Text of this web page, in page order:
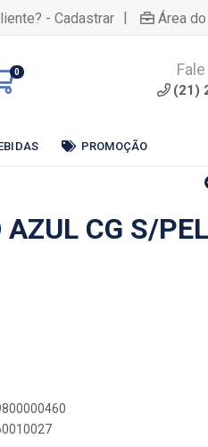
- Cadastrar | Área
0
(21)
PROMOÇÃO
AZUL CG S/